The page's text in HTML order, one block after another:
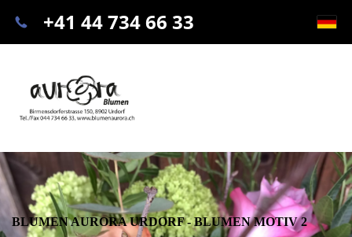
+41 44 734 66 33
BLUMEN AURORA URDORF - BLUMEN MOTIV 2